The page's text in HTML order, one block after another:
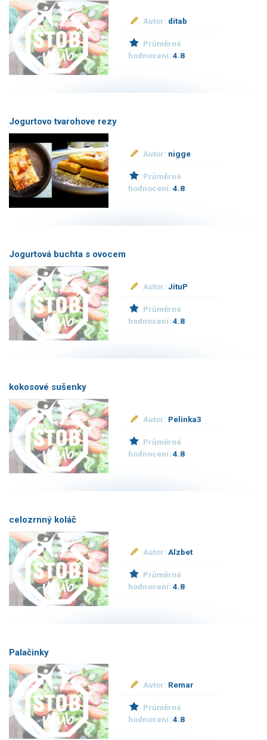
Autor: ditab
Průměrné
hodnocení:4.8
Jogurtovo tvarohove rezy
Autor: nigge
Průměrné
hodnocení:4.8
Jogurtová buchta s ovocem
Autor:JituP
Průměrné
hodnocení:4.8
kokosové sušenky
Autor: Pelinka3
Průměrné
hodnocení:4.8
celozrnný koláč
Autor:Alzbet
Průměrné
hodnocení:4.8
Palačinky
Autor: Remar
Průměrné
hodnocení:4.8